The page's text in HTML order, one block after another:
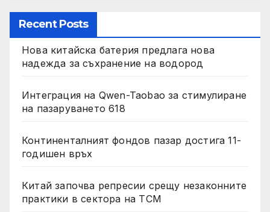
Recent Posts
Нова китайска батерия предлага нова
надежда за съхранение на водород
Интеграция на Qwen-Taobao за стимулиране
на пазаруването 618
Континенталният фондов пазар достига 11-
годишен връх
Китай започва репресии срещу незаконните
практики в сектора на TCM